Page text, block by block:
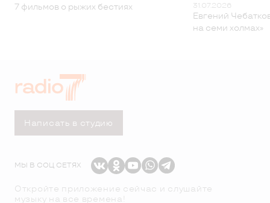
7 фильмов о рыжих бестиях 31.07.2026
Евгений
на семи холмах»
Написать в студию
МЫ В СОЦ СЕТЯХ
Откройте приложение сейчас и слушайте
музыку на все времена!